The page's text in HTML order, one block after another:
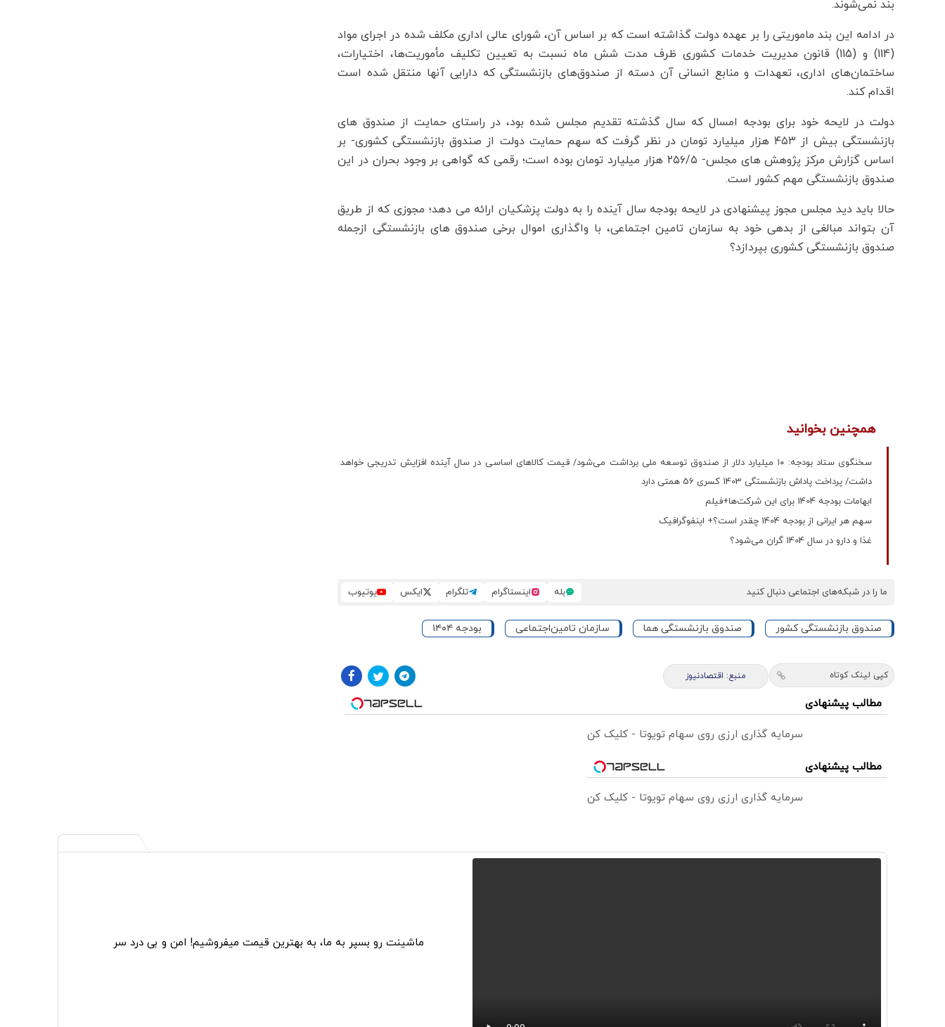
بند نمی‌شوند.
در ادامه این بند ماموریتی را بر عهده دولت گذاشته است که بر اساس آن، شورای عالی اداری مکلف شده در اجرای مواد
(114) و (115) قانون مدیریت خدمات کشوری ظرف مدت شش ماه نسبت به تعیین تکلیف مأموریت‌ها، اختیارات،
ساختمان‌های اداری، تعهدات و منابع انسانی آن دسته از صندوق‌های بازنشستگی که دارایی آنها منتقل شده است
اقدام کند.
دولت در لایحه خود برای بودجه امسال که سال گذشته تقدیم مجلس شده بود، در راستای حمایت از صندوق های
بازنشستگی بیش از ۴۵۳ هزار میلیارد تومان در نظر گرفت که سهم حمایت دولت از صندوق بازنشستگی کشوری- بر
اساس گزارش مرکز پژوهش های مجلس- ۲۵۶/۵ هزار میلیارد تومان بوده است؛ رقمی که گواهی بر وجود بحران در این
صندوق بازنشستگی مهم کشور است.
حالا باید دید مجلس مجوز پیشنهادی در لایحه بودجه سال آینده را به دولت پزشکیان ارائه می دهد؛ مجوزی که از طریق
آن بتواند مبالغی از بدهی خود به سازمان تامین اجتماعی، با واگذاری اموال برخی صندوق های بازنشستگی ازجمله
صندوق بازنشستگی کشوری بپردازد؟
همچنین بخوانید
سخنگوی ستاد بودجه: ۱۰ میلیارد دلار از صندوق توسعه ملی برداشت می‌شود/ قیمت کالاهای اساسی در سال آینده افزایش تدریجی خواهد
داشت/ پرداخت پاداش بازنشستگی 1403 کسری 56 همتی دارد
ابهامات بودجه 1404 برای این شرکت‌ها+فیلم
سهم هر ایرانی از بودجه 1404 چقدر است؟+ اینفوگرافیک
غذا و دارو در سال 1404 گران می‌شود؟
ما را در شبکه‌های اجتماعی دنبال کنید بله اینستاگرام تلگرام ایکس یوتیوب
صندوق بازنشستگی کشور صندوق بازنشستگی هما سازمان تامین‌اجتماعی بودجه ۱۴۰۴
کپی لینک کوتاه منبع: اقتصادنیوز
مطالب پیشنهادی
سرمایه گذاری ارزی روی سهام تویوتا - کلیک کن
مطالب پیشنهادی
سرمایه گذاری ارزی روی سهام تویوتا - کلیک کن
ماشینت رو بسپر به ما، به بهترین قیمت میفروشیم! امن و بی درد سر